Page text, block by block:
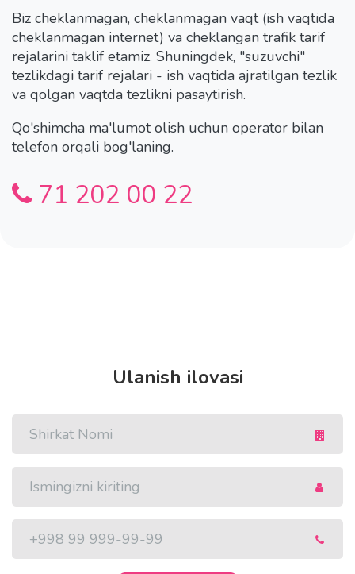
Biz cheklanmagan, cheklanmagan vaqt (ish vaqtida
cheklanmagan internet) va cheklangan trafik tarif
rejalarini taklif etamiz. Shuningdek, "suzuvchi"
tezlikdagi tarif rejalari - ish vaqtida ajratilgan tezlik
va qolgan vaqtda tezlikni pasaytirish.
Qo'shimcha ma'lumot olish uchun operator bilan
telefon orqali bog'laning.
71 202 00 22
Ulanish ilovasi